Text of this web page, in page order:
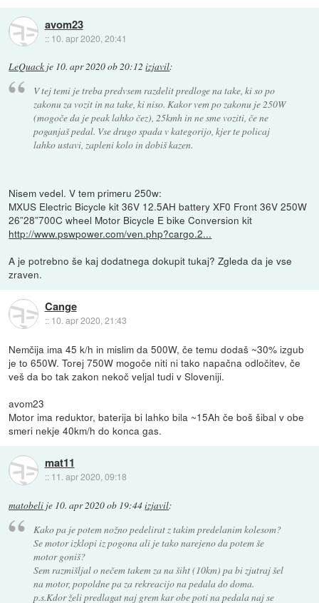
avom23
:: 10. apr 2020, 20:41
LeQuack je 10. apr 2020 ob 20:12 izjavil:
V tej temi je treba predvsem razdelit predloge na take, ki so po
zakonu za vozit in na take, ki niso. Kakor vem po zakonu je 250W
(mogoče da je peak lahko čez), 25kmh in ne sme voziti, če ne
poganjaš pedal. Vse drugo spada v kategorijo, kjer te policaj
lahko ustavi, zapleni kolo in dobiš kazen.
Nisem vedel. V tem primeru 250w:
MXUS Electric Bicycle kit 36V 12.5AH battery XF0 Front 36V 250W
26”28”700C wheel Motor Bicycle E bike Conversion kit
http://www.pswpower.com/ven.php?cargo.2...
A je potrebno še kaj dodatnega dokupit tukaj? Zgleda da je vse
zraven.
Cange
:: 10. apr 2020, 21:43
Nemčija ima 45 k/h in mislim da 500W, če temu dodaš ~30% izgub
je to 650W. Torej 750W mogoče niti ni tako napačna odločitev, če
veš da bo tak zakon nekoč veljal tudi v Sloveniji.
avom23
Motor ima reduktor, baterija bi lahko bila ~15Ah če boš šibal v obe
smeri nekje 40km/h do konca gas.
mat11
:: 11. apr 2020, 09:18
matobeli je 10. apr 2020 ob 19:44izjavil:
Kako pa je potem nožno pedelirat z takim predelanim kolesom?
Se motor izklopi iz pogona ali je tako narejeno da potem še
motor goniš?
Sem razmišljal o nečem takem za na šiht (10km) pa bi zjutraj šel
na motor, popoldne pa za rekreacijo na pedala do doma.
p.s.Kdor želi predlagat naj grem kar obe poti na pedala naj se